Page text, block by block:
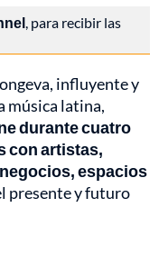
, para recibir las
influyente y
música latina,
durante cuatro
con artistas,
espacios
presente y futuro